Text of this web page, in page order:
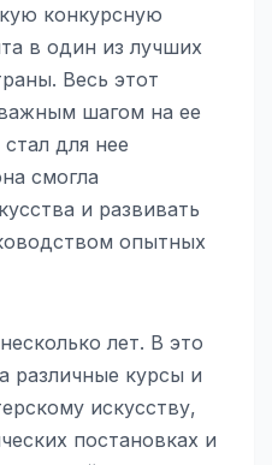
конкурсную
в один из лучших
Весь этот
шагом на ее
для нее
смогла
и развивать
опытных
лет. В это
различные курсы и
искусству,
постановках и